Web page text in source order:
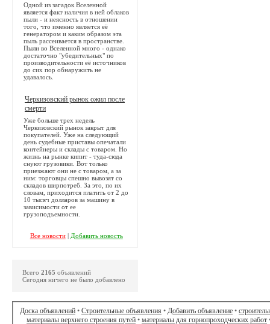
Одной из загадок Вселенной
является факт наличия в ней облаков
пыли - и неясность в отношении
того, что именно является её
генератором и каким образом эта
пыль рассеивается в пространстве.
Пыли во Вселенной много - однако
достаточно "убедительных" по
производительности её источников
до сих пор обнаружить не
удавалось.
Черкизовский рынок ожил после
смерти
Уже больше трех недель
Черкизовский рынок закрыт для
покупателей. Уже на следующий
день судебные приставы опечатали
контейнеры и склады с товаром. Но
жизнь на рынке кипит - туда-сюда
снуют грузовики. Вот только
приезжают они не с товаром, а за
ним: торговцы спешно вывозят со
складов ширпотреб. За это, по их
словам, приходится платить от 2 до
10 тысяч долларов за машину в
зависимости от ее
грузоподъемности.
Все новости| Добавить новость
Всего 2165 объявлений
Сегодня ничего не было добавлено
Доска объявлений • Строительные объявления • Добавить объявление •
материалы верхнего строения путей • материалы для горнопроходческих работ